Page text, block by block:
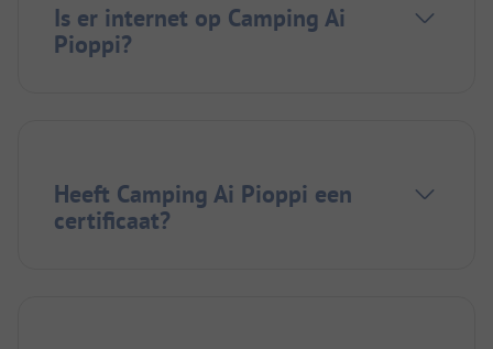
Is er internet op Camping Ai
Pioppi?
Heeft Camping Ai Pioppi een
certificaat?